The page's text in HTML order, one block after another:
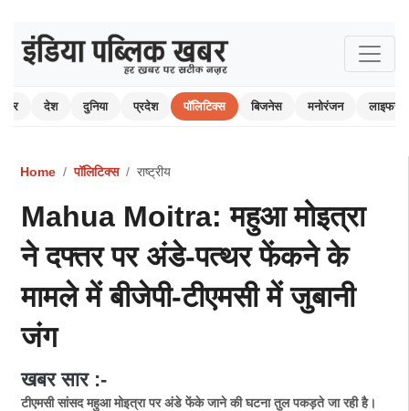
देश दुनिया प्रदेश पॉलिटिक्स बिजनेस मनोरंजन
Home पॉलिटिक्स राष्ट्रीय
Mahua Moitra: महुआ मोइत्रा
ने दफ्तर पर अंडे-पत्थर फेंकने के
मामले में बीजेपी-टीएमसी में जुबानी
जंग
खबर सार :-
टीएमसी सांसद महुआ मोइत्रा पर अंडे फेंके जाने की घटना तुल पकड़ते जा रही है।